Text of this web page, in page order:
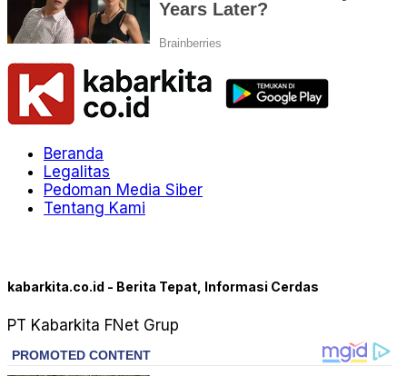
Beranda
Legalitas
Pedoman Media Siber
Tentang Kami
kabarkita.co.id - Berita Tepat, Informasi Cerdas
PT Kabarkita FNet Grup